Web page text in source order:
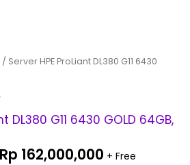
/ Server HPE ProLiant DL380 G11 6430
DL380 G11 6430 GOLD 64GB,
Rp 162,000,000 + Free